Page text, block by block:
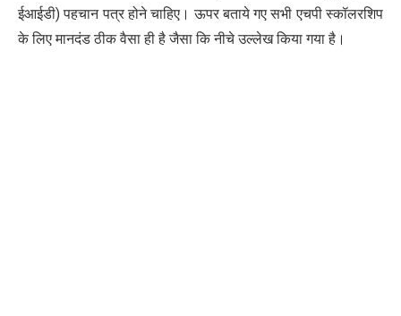
ईआईडी) पहचान पत्र होने चाहिए। ऊपर बताये गए सभी एचपी स्कॉलरशिप
के लिए मानदंड ठीक वैसा ही है जैसा कि नीचे उल्लेख किया गया है।